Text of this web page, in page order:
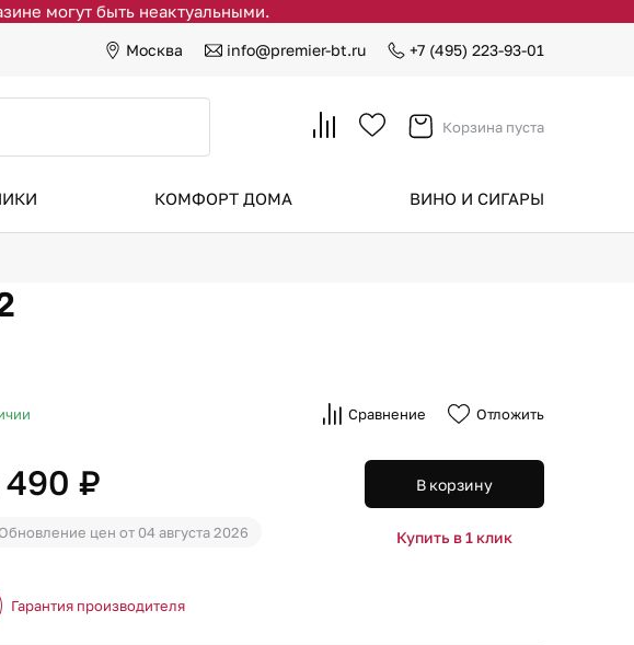
могут быть неактуальными.
Москва info@premier-bt.ru +7 (495) 223-93-01
Корзина пуста
КОМФОРТ ДОМА ВИНО И СИГАРЫ
Сравнение Отложить
490 ₽
Обновление цен от 04 августа 2026
В корзину
Купить в 1 клик
Гарантия производителя